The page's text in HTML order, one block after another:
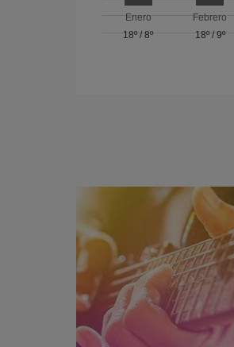
Enero
18º/8º
Febrero
18º/ 9º